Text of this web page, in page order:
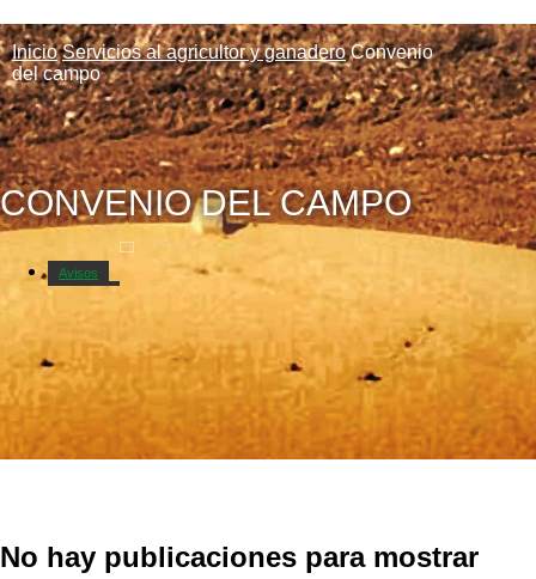
Inicio Servicios al agricultor y ganadero Convenio
del campo
CONVENIO DEL CAMPO
Avisos
No hay publicaciones para mostrar